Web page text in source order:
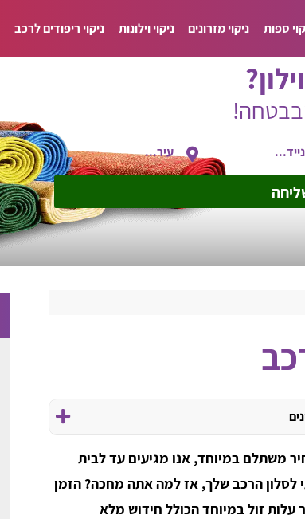
ספות ניקוי מזרונים ניקוי וילונות ניקוי ריפודים לרכב
משתלם במיוחד, אנו מגיעים עד לבית
לסלון הרכב שלך, אז למה אתה מחכה? הזמן
עלות זול במיוחד הכולל חידוש מלא